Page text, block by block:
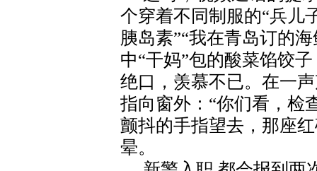
个穿着不同制服的“兵儿
胰岛素”“我在青岛订的
中“干妈”包的酸菜馅饺
绝口，羡慕不已。在一
指向窗外：“你们看，检
颤抖的手指望去，那座
晕。